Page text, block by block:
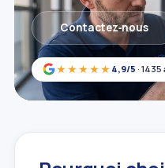
★★★★★ 4,9/5 ·
Contactez‑nous